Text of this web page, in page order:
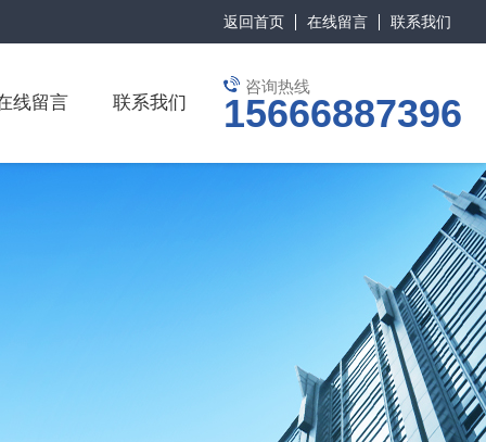
返回首页 在线留言 联系我们
咨询热线
15666887396
线留言 联系我们